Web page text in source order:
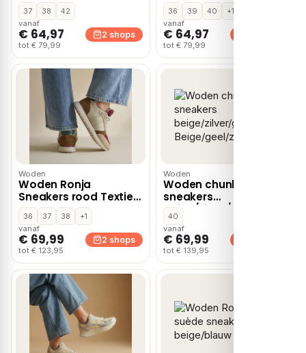
37 38
42
vanaf
€ 64,97
tot € 79,99
2 shops
36 39 40
+1
vanaf
€ 64,97
tot € 79,99
Woden
Woden Ronja
Sneakers rood Textiel
– Bordeaux
36 37 38
+1
vanaf
€ 69,99
tot € 123,95
2 shops
Woden
Woden chunky
sneakers
beige/zilver/geel –
Beige/geel/zilver
40
vanaf
€ 69,99
tot € 139,95